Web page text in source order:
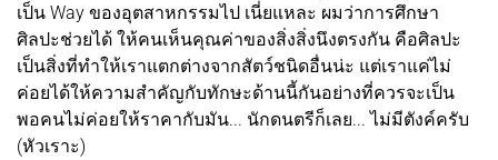
เป็น Way ของอุตสาหกรรมไป เนี่ยแหละ ผมว่าการศึกษา
ศิลปะช่วยได้ ให้คนเห็นคุณค่าของสิ่งสิ่งนึงตรงกัน คือศิลปะ
เป็นสิ่งที่ทำให้เราแตกต่างจากสัตว์ชนิดอื่นน่ะ แต่เราแค่ไม่
ค่อยได้ให้ความสำคัญกับทักษะด้านนี้กันอย่างที่ควรจะเป็น
พอคนไม่ค่อยให้ราคากับมัน... นักดนตรีก็เลย... ไม่มีตังค์ครับ
(หัวเราะ)